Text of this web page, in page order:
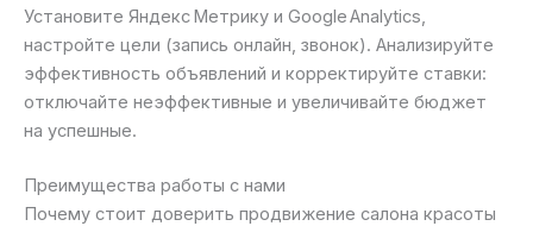
Установите Яндекс Метрику и Google Analytics,
настройте цели (запись онлайн, звонок). Анализируйте
эффективность объявлений и корректируйте ставки:
отключайте неэффективные и увеличивайте бюджет
на успешные.
Преимущества работы с нами
Почему стоит доверить продвижение салона красоты